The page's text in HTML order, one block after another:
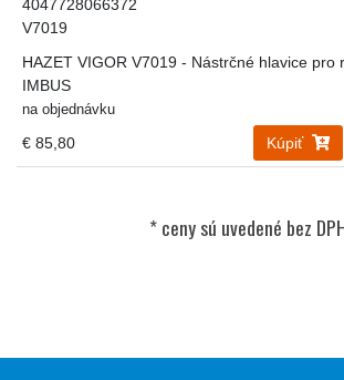
4047728066372
V7019
HAZET VIGOR V7019 - Nástrčné hlavice pro
IMBUS
na objednávku
€ 85,80 Kúpiť